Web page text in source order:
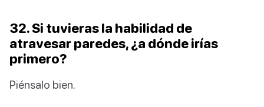
32. Si tuvieras la habilidad de
atravesar paredes, ¿a dónde irías
primero?
Piénsalo bien.